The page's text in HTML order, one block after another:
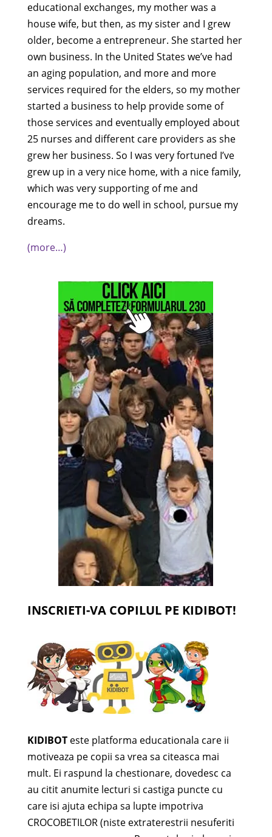
educational exchanges, my mother was a
house wife, but then, as my sister and I grew
older, become a entrepreneur. She started her
own business. In the United States we’ve had
an aging population, and more and more
services required for the elders, so my mother
started a business to help provide some of
those services and eventually employed about
25 nurses and different care providers as she
grew her business. So I was very fortuned I’ve
grew up in a very nice home, with a nice family,
which was very supporting of me and
encourage me to do well in school, pursue my
dreams.
(more…)
INSCRIETI-VA COPILUL PE KIDIBOT!
KIDIBOTeste platforma educationala care ii
motiveaza pe copii sa vrea sa citeasca mai
mult. Ei raspund la chestionare, dovedesc ca
au citit anumite lecturi si castiga puncte cu
care isi ajuta echipa sa lupte impotriva
CROCOBETILOR (niste extraterestrii nesuferiti